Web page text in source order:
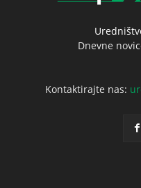
Dnevne
Kontaktirajte nas: